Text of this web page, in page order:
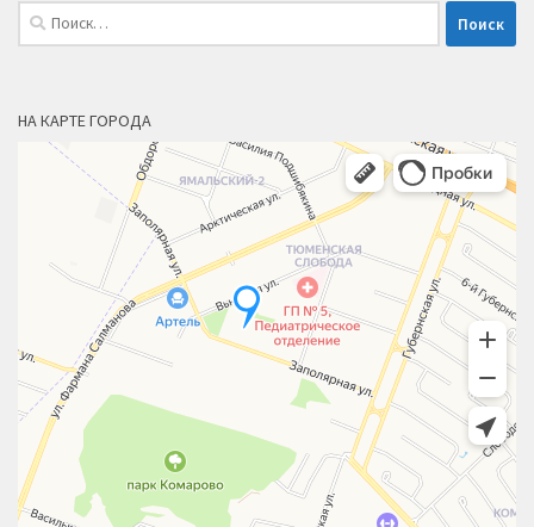
Найти:
НА КАРТЕ ГОРОДА